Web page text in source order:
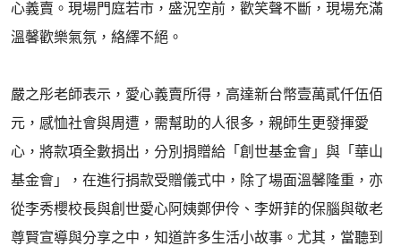
心義賣。現場門庭若市，盛況空前，歡笑聲不斷，現場充滿
溫馨歡樂氣氛，絡繹不絕。
嚴之彤老師表示，愛心義賣所得，高達新台幣壹萬貳仟伍佰
元，感恤社會與周遭，需幫助的人很多，親師生更發揮愛
心，將款項全數捐出，分別捐贈給「創世基金會」與「華山
基金會」，在進行捐款受贈儀式中，除了場面溫馨隆重，亦
從李秀櫻校長與創世愛心阿姨鄭伊伶、李妍菲的保腦與敬老
尊賢宣導與分享之中，知道許多生活小故事。尤其，當聽到